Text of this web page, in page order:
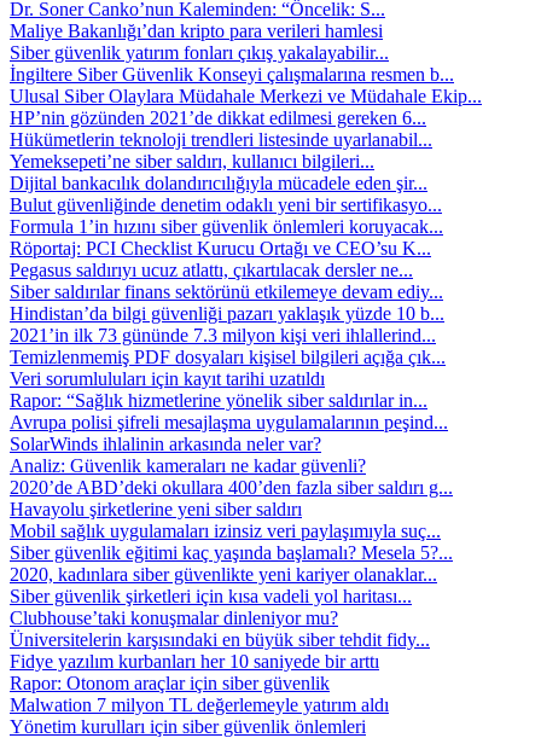
Dr. Soner Canko’nun Kaleminden: “Öncelik: S...
Maliye Bakanlığı’dan kripto para verileri hamlesi
Siber güvenlik yatırım fonları çıkış yakalayabilir...
İngiltere Siber Güvenlik Konseyi çalışmalarına resmen b...
Ulusal Siber Olaylara Müdahale Merkezi ve Müdahale Ekip...
HP’nin gözünden 2021’de dikkat edilmesi gereken 6...
Hükümetlerin teknoloji trendleri listesinde uyarlanabil...
Yemeksepeti’ne siber saldırı, kullanıcı bilgileri...
Dijital bankacılık dolandırıcılığıyla mücadele eden şir...
Bulut güvenliğinde denetim odaklı yeni bir sertifikasyo...
Formula 1’in hızını siber güvenlik önlemleri koruyacak...
Röportaj: PCI Checklist Kurucu Ortağı ve CEO’su K...
Pegasus saldırıyı ucuz atlattı, çıkartılacak dersler ne...
Siber saldırılar finans sektörünü etkilemeye devam ediy...
Hindistan’da bilgi güvenliği pazarı yaklaşık yüzde 10 b...
2021’in ilk 73 gününde 7.3 milyon kişi veri ihlallerind...
Temizlenmemiş PDF dosyaları kişisel bilgileri açığa çık...
Veri sorumluluları için kayıt tarihi uzatıldı
Rapor: “Sağlık hizmetlerine yönelik siber saldırılar in...
Avrupa polisi şifreli mesajlaşma uygulamalarının peşind...
SolarWinds ihlalinin arkasında neler var?
Analiz: Güvenlik kameraları ne kadar güvenli?
2020’de ABD’deki okullara 400’den fazla siber saldırı g...
Havayolu şirketlerine yeni siber saldırı
Mobil sağlık uygulamaları izinsiz veri paylaşımıyla suç...
Siber güvenlik eğitimi kaç yaşında başlamalı? Mesela 5?...
2020, kadınlara siber güvenlikte yeni kariyer olanaklar...
Siber güvenlik şirketleri için kısa vadeli yol haritası...
Clubhouse’taki konuşmalar dinleniyor mu?
Üniversitelerin karşısındaki en büyük siber tehdit fidy...
Fidye yazılım kurbanları her 10 saniyede bir arttı
Rapor: Otonom araçlar için siber güvenlik
Malwation 7 milyon TL değerlemeyle yatırım aldı
Yönetim kurulları için siber güvenlik önlemleri